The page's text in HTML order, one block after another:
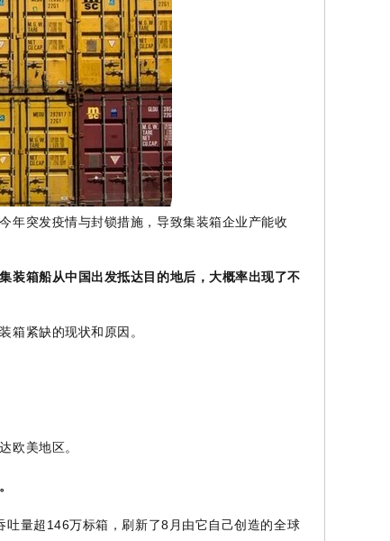
年突发疫情与封锁措施，导致集装箱企业产能收
集装箱船从中国出发抵达目的地后，大概率出现了不
箱紧缺的现状和原因。
欧美地区。
量超146万标箱，刷新了8月由它自己创造的全球